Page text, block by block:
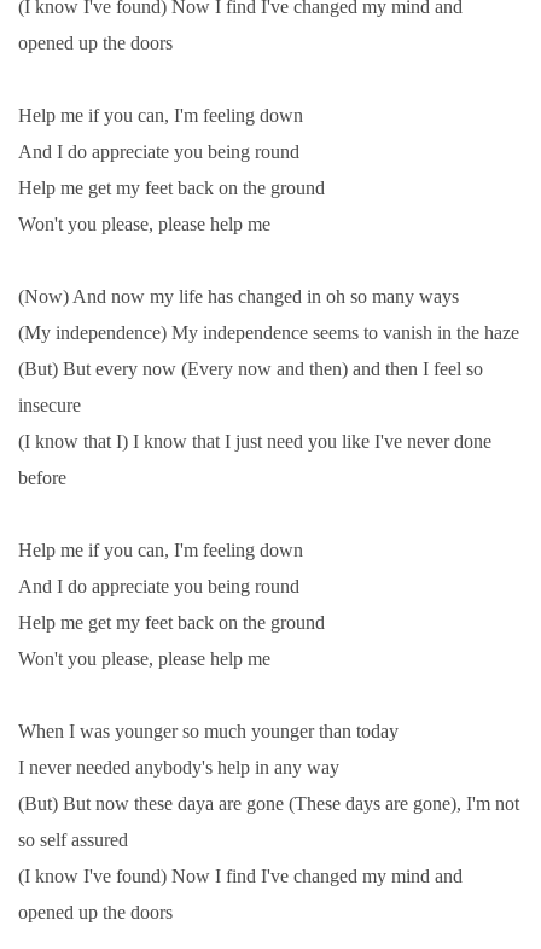
KALENDÁŘ 1965-66
KALENDÁŘ 1969 - 70
KALENDÁŘ 1971 - 79
KALENDÁŘ 1980 -
KONCERTY 1957 - 1964
KONCERTY 1965 - 1969
ZDROJE
(I know I've found) Now I find I've changed my mind and
opened up the doors
Help me if you can, I'm feeling down
And I do appreciate you being round
Help me get my feet back on the ground
Won't you please, please help me
(Now) And now my life has changed in oh so many ways
(My independence) My independence seems to vanish in the haze
(But) But every now (Every now and then) and then I feel so
insecure
(I know that I) I know that I just need you like I've never done
before
Help me if you can, I'm feeling down
And I do appreciate you being round
Help me get my feet back on the ground
Won't you please, please help me
When I was younger so much younger than today
I never needed anybody's help in any way
(But) But now these daya are gone (These days are gone), I'm not
so self assured
(I know I've found) Now I find I've changed my mind and
opened up the doors